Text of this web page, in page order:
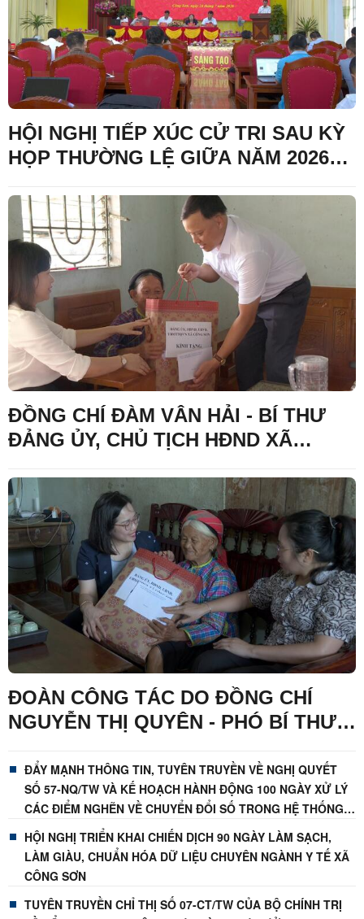
HỘI NGHỊ TIẾP XÚC CỬ TRI SAU KỲ
HỌP THƯỜNG LỆ GIỮA NĂM 2026
ĐỒNG CHÍ ĐÀM VÂN HẢI - BÍ THƯ
ĐẢNG ỦY, CHỦ TỊCH HĐND XÃ
ĐÌNH CHÍNH SÁCH NHÂN KỶ NIỆM
79 NĂM NGÀY THƯƠNG BINH - LIỆT
SĨ
ĐOÀN CÔNG TÁC DO ĐỒNG CHÍ
NGUYỄN THỊ QUYÊN - PHÓ BÍ THƯ
SƠN THĂM, TẶNG QUÀ CÁC GIA
ĐÌNH CHÍNH SÁCH NHÂN KỶ NIỆM
79 NĂM NGÀY THƯƠNG BINH - LIỆT
SĨ
ĐẨY MẠNH THÔNG TIN, TUYÊN TRUYỀN VỀ NGHỊ QUYẾT
SỐ 57-NQ/TW VÀ KẾ HOẠCH HÀNH ĐỘNG 100 NGÀY XỬ LÝ
CÁC ĐIỂM NGHẼN VỀ CHUYỂN ĐỔI SỐ TRONG HỆ THỐNG
CHÍNH TRỊ
HỘI NGHỊ TRIỂN KHAI CHIẾN DỊCH 90 NGÀY LÀM SẠCH,
LÀM GIÀU, CHUẨN HÓA DỮ LIỆU CHUYÊN NGÀNH Y TẾ XÃ
CÔNG SƠN
TUYÊN TRUYỀN CHỈ THỊ SỐ 07-CT/TW CỦA BỘ CHÍNH TRỊ